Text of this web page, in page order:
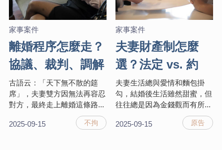
家事案件
離婚程序怎麼走？
協議、裁判、調解
離婚流程與費用一
次懂！
古語云：「天下無不散的筵
席」，夫妻雙方因無法再容忍
對方，最終走上離婚這條路...
2025-09-15 不拘
家事案件
夫妻財產制怎麼
選？法定 vs. 約
定，律師案例講解
3分鐘搞懂！
夫妻生活總與愛情和麵包掛
勾，結婚後生活雖然甜蜜，但
往往總是因為金錢觀而有所...
2025-09-15 原告